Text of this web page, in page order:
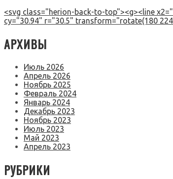
<svg class="herion-back-to-top"><g><line
cy="30.94" r="30.5" transform="rotate(180
АРХИВЫ
Июль 2026
Апрель 2026
Ноябрь 2025
Февраль 2024
Январь 2024
Декабрь 2023
Ноябрь 2023
Июль 2023
Май 2023
Апрель 2023
РУБРИКИ